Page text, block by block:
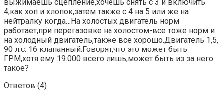
выжимаешь сцепление,хочешь снять с 3 и включить
4,как хоп и хлопок,затем также с 4 на 5 или же на
нейтралку когда…На холостых двигатель норм
работает,при перегазовке на холостом-все тоже норм и
на холодный двигатель,также все хорошо.Двигатель 1,5,
90 л.с. 16 клапанный.Говорят,что это может быть
ГРМ,хотя ему 19.000 всего лишь,может быть из за него
такое?
Ответов (4)